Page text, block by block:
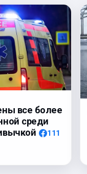
все более
среди
111